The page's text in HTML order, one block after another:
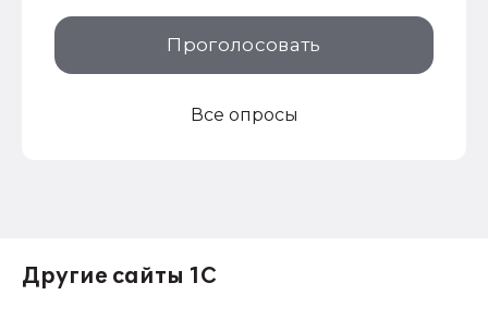
Проголосовать
Все опросы
Другие сайты 1С